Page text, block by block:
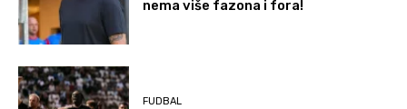
nema više fazona i fora!
FUDBAL